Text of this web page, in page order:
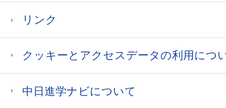
リンク
クッキーとアクセスデータの利用につ
中日進学ナビについて